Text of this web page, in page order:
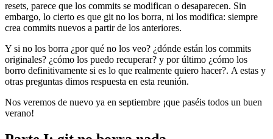
resets, parece que los commits se modifican o desaparecen. Sin
embargo, lo cierto es que git no los borra, ni los modifica: siempre
crea commits nuevos a partir de los anteriores.
Y si no los borra ¿por qué no los veo? ¿dónde están los commits
originales? ¿cómo los puedo recuperar? y por último ¿cómo los
borro definitivamente si es lo que realmente quiero hacer?. A estas y
otras preguntas dimos respuesta en esta reunión.
Nos veremos de nuevo ya en septiembre ¡que paséis todos un buen
verano!